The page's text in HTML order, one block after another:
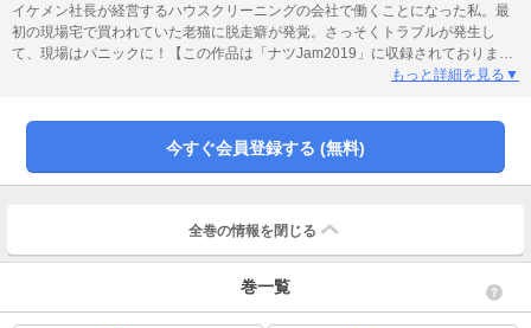
イケメン社長が経営するハウスクリーニングの会社で働くことになった私。最
初の現場宅で買われていた老猫に脱走癖が発覚。さっそくトラブルが発生し
て、現場はパニックに！【この作品は「ナツJam2019」に収録されておりま
もっと詳細を見る▼
今すぐ会員登録する (無料)
全巻の情報を 閉じる
巻一覧